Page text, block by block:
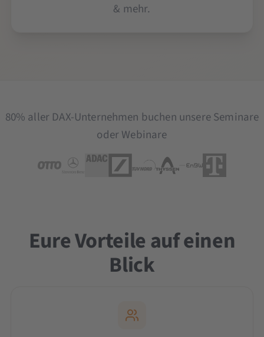
& mehr.
80% aller DAX-Unternehmen buchen unsere Seminare
oder Webinare
Eure Vorteile auf einen
Blick